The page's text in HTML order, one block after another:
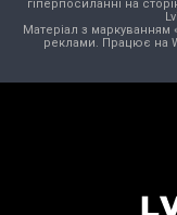
гіперпосиланні на
Матеріал з маркуванням
реклами. Працює на